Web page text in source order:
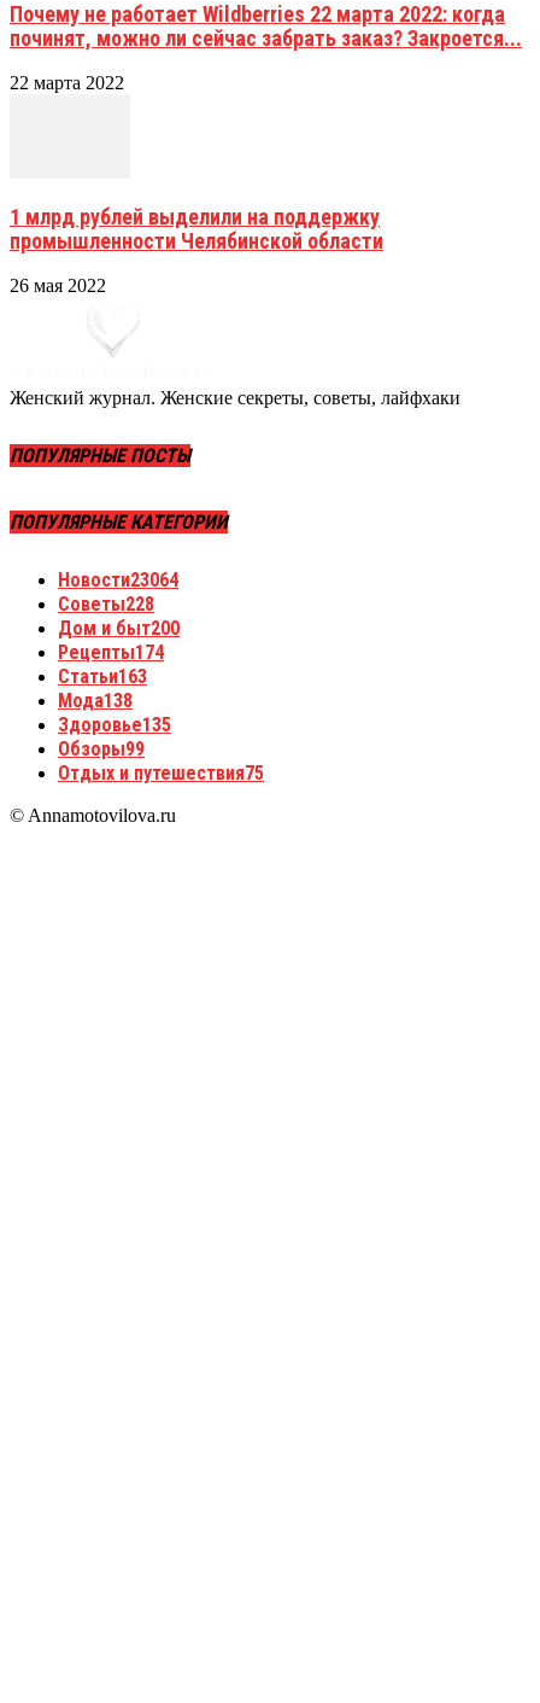
Почему не работает Wildberries 22 марта 2022: когда
починят, можно ли сейчас забрать заказ? Закроется...
22 марта 2022
1 млрд рублей выделили на поддержку
промышленности Челябинской области
26 мая 2022
Женский журнал. Женские секреты, советы, лайфхаки
ПОПУЛЯРНЫЕ ПОСТЫ
ПОПУЛЯРНЫЕ КАТЕГОРИИ
Новости23064
Советы228
Дом и быт200
Рецепты174
Статьи163
Мода138
Здоровье135
Обзоры99
Отдых и путешествия75
© Annamotovilova.ru